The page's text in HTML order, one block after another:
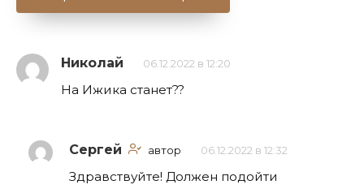
Николай 06.12.2022 в 12:20
На Ижика станет??
Сергей автор 06.12.2022 в 12:32
Здравствуйте! Должен подойти